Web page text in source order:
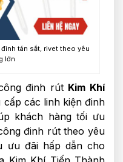
tán sắt, rivet theo yêu
lớn
đinh rút Kim Khí
các linh kiện đinh
khách hàng tối ưu
đinh rút theo yêu
ưu đãi hấp dẫn cho